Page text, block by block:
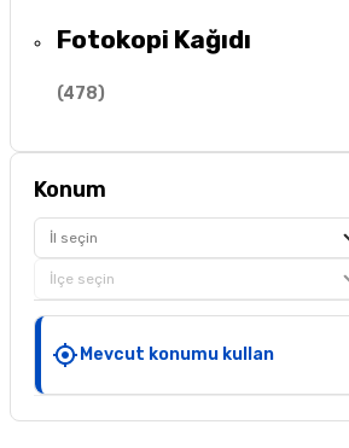
Fotokopi Kağıdı
(478)
Konum
İl seçin
İlçe seçin
Mevcut konumu kullan